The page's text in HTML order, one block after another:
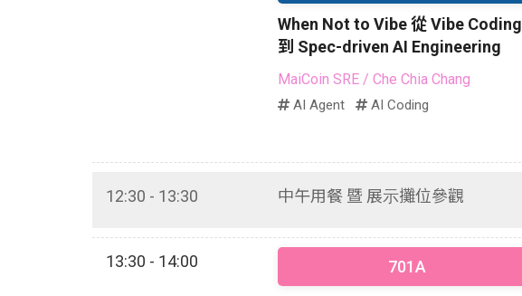
When Not to Vibe 從 Vibe Coding
到 Spec-driven AI Engineering
MaiCoin SRE / Che Chia Chang
AI Agent AI Coding
12:30 - 13:30 中午用餐 暨 展⽰攤位參觀
13:30 - 14:00 701A